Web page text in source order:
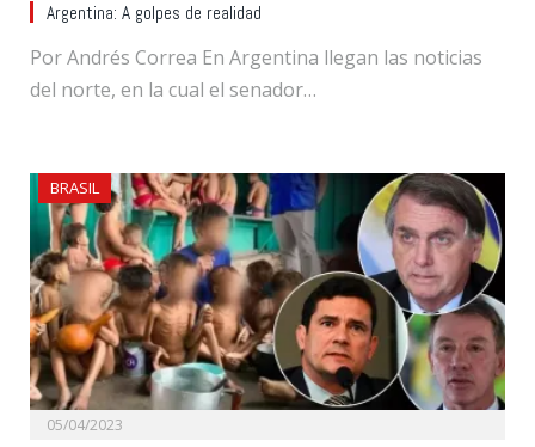
Argentina: A golpes de realidad
Por Andrés Correa En Argentina llegan las noticias
del norte, en la cual el senador…
BRASIL
05/04/2023